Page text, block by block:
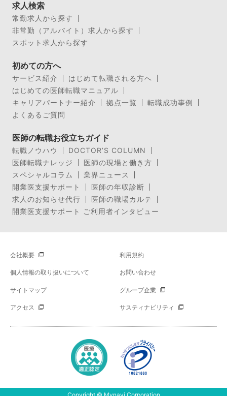
求人検索
常勤求人から探す
非常勤（アルバイト）求人から探す
スポット求人から探す
初めての方へ
サービス紹介
はじめて転職される方へ
はじめての医師転職マニュアル
キャリアパートナー紹介
拠点一覧
転職成功事例
よくあるご質問
医師の転職お役立ちガイド
転職ノウハウ
DOCTOR’S COLUMN
医師転職ナレッジ
医師の現場と働き方
スペシャルコラム
業界ニュース
開業医支援サポート
医師の年収診断
求人のお知らせ代行
医師の職場カルテ
開業医支援サポート ご利用者インタビュー
会社概要 利用規約
個人情報の取り扱いについて お問い合わせ
サイトマップ グループ企業
アクセス サスティナビリティ